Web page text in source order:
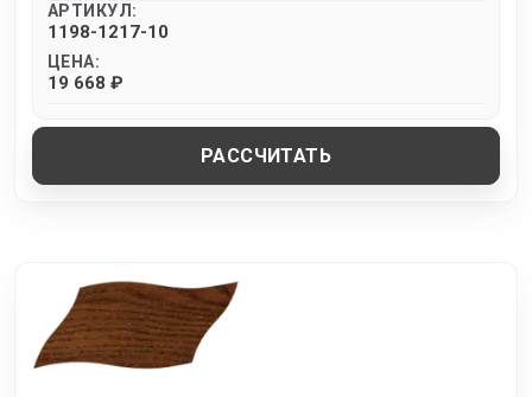
АРТИКУЛ:
1198-1217-10
ЦЕНА:
19 668 ₽
РАССЧИТАТЬ